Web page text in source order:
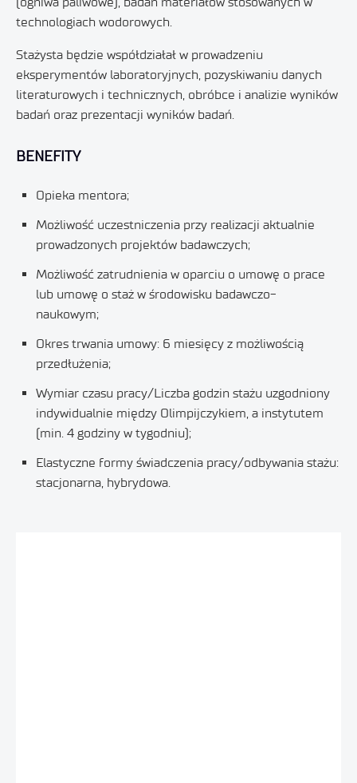
technologiach wodorowych.
Stażysta będzie współdziałał w prowadzeniu
eksperymentów laboratoryjnych, pozyskiwaniu danych
literaturowych i technicznych, obróbce i analizie wyników
badań oraz prezentacji wyników badań.
BENEFITY
Opieka mentora;
Możliwość uczestniczenia przy realizacji aktualnie
prowadzonych projektów badawczych;
Możliwość zatrudnienia w oparciu o umowę o prace
lub umowę o staż w środowisku badawczo-
naukowym;
Okres trwania umowy: 6 miesięcy z możliwością
przedłużenia;
Wymiar czasu pracy/Liczba godzin stażu uzgodniony
indywidualnie między Olimpijczykiem, a instytutem
(min. 4 godziny w tygodniu);
Elastyczne formy świadczenia pracy/odbywania stażu:
stacjonarna, hybrydowa.